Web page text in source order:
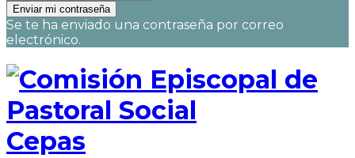
Se te ha enviado una contraseña por correo
electrónico.
Cepas